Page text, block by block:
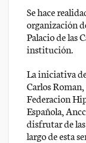
Se hace
organización
Palacio de las
institución.
La iniciativa
Carlos
Federacion
Española,
disfrutar de
largo de esta